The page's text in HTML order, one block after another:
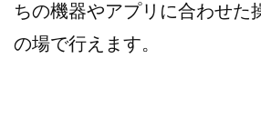
ちの機器やアプリに合わせた
の場で行えます。